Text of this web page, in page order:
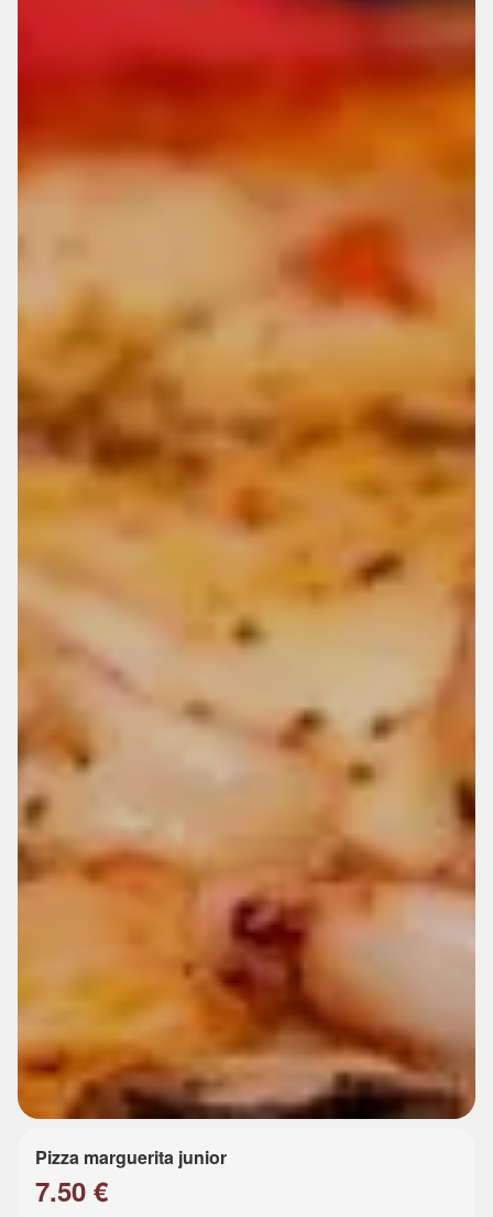
Pizza marguerita junior
7.50 €